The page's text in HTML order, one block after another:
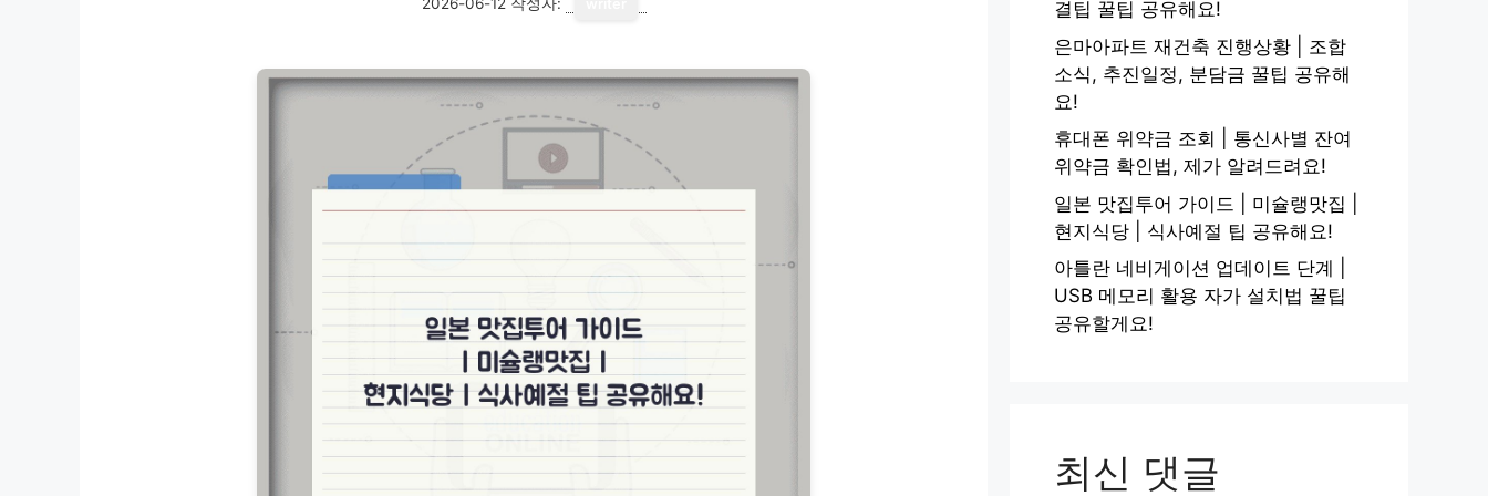
결팁 꿀팁 공유해요!
은마아파트 재건축 진행상황 | 조합
소식, 추진일정, 분담금 꿀팁 공유해
요!
휴대폰 위약금 조회 | 통신사별 잔여
위약금 확인법, 제가 알려드려요!
일본 맛집투어 가이드 | 미슐랭맛집 |
현지식당 | 식사예절 팁 공유해요!
아틀란 네비게이션 업데이트 단계 |
USB 메모리 활용 자가 설치법 꿀팁
공유할게요!
최신 댓글